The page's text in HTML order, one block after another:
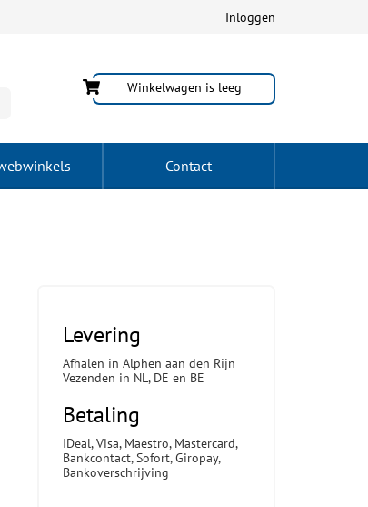
Inloggen
Winkelwagen is leeg
Contact
Levering
Afhalen in Alphen aan den Rijn
Vezenden in NL, DE en BE
Betaling
IDeal, Visa, Maestro, Mastercard,
Bankcontact, Sofort, Giropay,
Bankoverschrijving